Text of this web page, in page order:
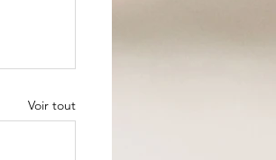
Voir tout